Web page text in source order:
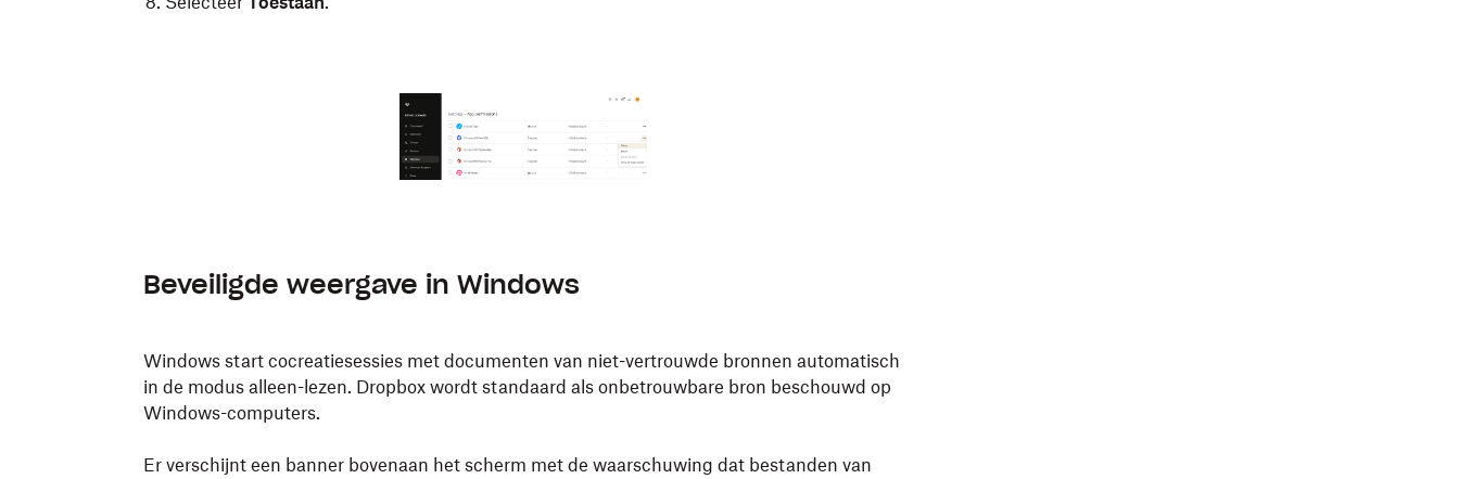
Beveiligde weergave in Windows
Windows start cocreatiesessies met documenten van niet-vertrouwde bronnen automatisch
in de modus alleen-lezen. Dropbox wordt standaard als onbetrouwbare bron beschouwd op
Windows-computers.
Er verschijnt een banner bovenaan het scherm met de waarschuwing dat bestanden van